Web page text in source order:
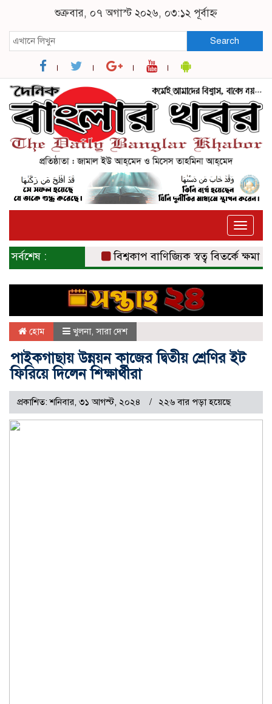
শুক্রবার, ০৭ অগাস্ট ২০২৬, ০৩:১২ পূর্বাহ্ন
Search
Toggle
সর্বশেষ : বিশ্বকাপ বাণিজ্যিক স্বত্ব বিতর্কে ক্ষমা
হোম খুলনা,সারা দেশ
পাইকগাছায় উন্নয়ন কাজের দ্বিতীয় শ্রেণির ইট
ফিরিয়ে দিলেন শিক্ষার্থীরা
প্রকাশিত: শনিবার, ৩১ আগস্ট, ২০২৪ ২২৬ বার পড়া হয়েছে